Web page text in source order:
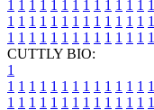
1 1 1 1 1 1 1 1 1 1 1 1 1 1
1 1 1 1 1 1 1 1 1 1 1 1 1 1
1 1 1 1 1 1 1 1 1 1 1 1 1 1
CUTTLY BIO:
1
1 1 1 1 1 1 1 1 1 1 1 1 1 1
1 1 1 1 1 1 1 1 1 1 1 1 1 1